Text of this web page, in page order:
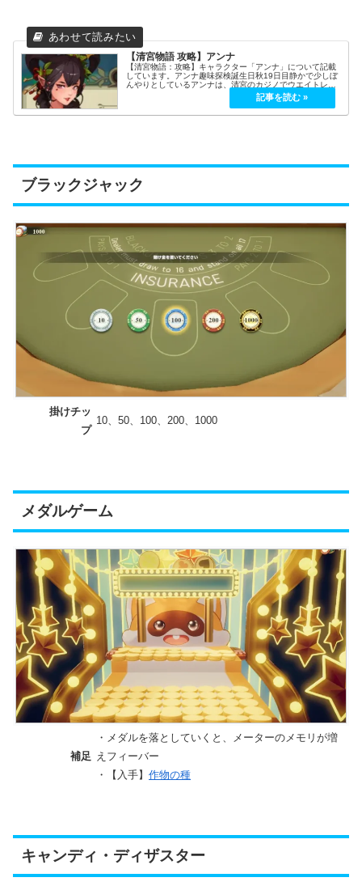
【清宮物語 攻略】アンナ
【清宮物語：攻略】キャラクター「アンナ」について記載
しています。アンナ趣味探検誕生日秋19日目静かで少しぼ
んやりとしているアンナは、清宮のカジノでウエイトレス
をするために清宮へ引っ越してきた。カババ婆から長時間
ブラックジャック
掛けチッ
プ
10、50、100、200、1000
メダルゲーム
補足
・メダルを落としていくと、メーターのメモリが増
えフィーバー
・【入手】 作物の種
キャンディ・ディザスター